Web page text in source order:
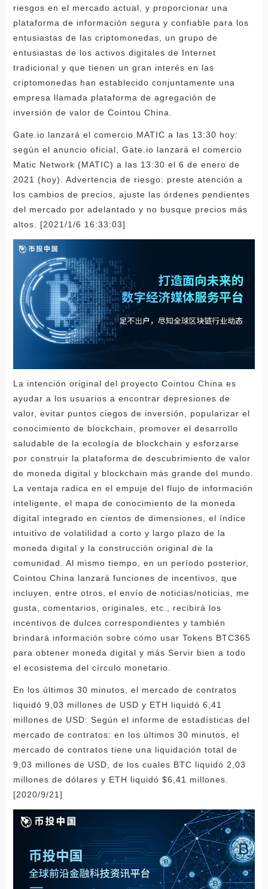
riesgos en el mercado actual, y proporcionar una
plataforma de información segura y confiable para los
entusiastas de las criptomonedas, un grupo de
entusiastas de los activos digitales de Internet
tradicional y que tienen un gran interés en las
criptomonedas han establecido conjuntamente una
empresa llamada plataforma de agregación de
inversión de valor de Cointou China.
Gate.io lanzará el comercio MATIC a las 13:30 hoy:
según el anuncio oficial, Gate.io lanzará el comercio
Matic Network (MATIC) a las 13:30 el 6 de enero de
2021 (hoy). Advertencia de riesgo: preste atención a
los cambios de precios, ajuste las órdenes pendientes
del mercado por adelantado y no busque precios más
altos. [2021/1/6 16:33:03]
La intención original del proyecto Cointou China es
ayudar a los usuarios a encontrar depresiones de
valor, evitar puntos ciegos de inversión, popularizar el
conocimiento de blockchain, promover el desarrollo
saludable de la ecología de blockchain y esforzarse
por construir la plataforma de descubrimiento de valor
de moneda digital y blockchain más grande del mundo.
La ventaja radica en el empuje del flujo de información
inteligente, el mapa de conocimiento de la moneda
digital integrado en cientos de dimensiones, el índice
intuitivo de volatilidad a corto y largo plazo de la
moneda digital y la construcción original de la
comunidad. Al mismo tiempo, en un período posterior,
Cointou China lanzará funciones de incentivos, que
incluyen, entre otros, el envío de noticias/noticias, me
gusta, comentarios, originales, etc., recibirá los
incentivos de dulces correspondientes y también
brindará información sobre cómo usar Tokens BTC365
para obtener moneda digital y más Servir bien a todo
el ecosistema del círculo monetario.
En los últimos 30 minutos, el mercado de contratos
liquidó 9,03 millones de USD y ETH liquidó 6,41
millones de USD: Según el informe de estadísticas del
mercado de contratos: en los últimos 30 minutos, el
mercado de contratos tiene una liquidación total de
9,03 millones de USD, de los cuales BTC liquidó 2,03
millones de dólares y ETH liquidó $6,41 millones.
[2020/9/21]